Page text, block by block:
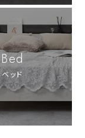
Bed
ベッド